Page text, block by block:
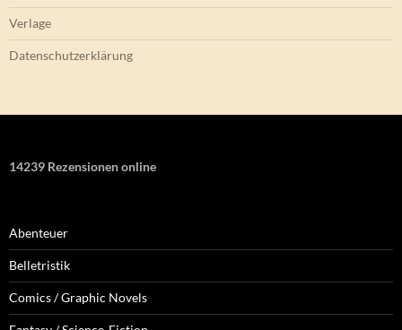
Verlage
Datenschutzerklärung
14239 Rezensionen online
Abenteuer
Belletristik
Comics / Graphic Novels